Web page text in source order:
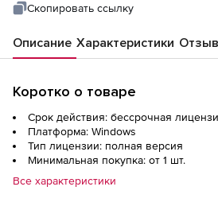
Скопировать ссылку
Описание Характеристики
Коротко о товаре
Срок действия: бессрочная
Платформа: Windows
Тип лицензии: полная версия
Минимальная покупка: от 1 шт.
Все характеристики